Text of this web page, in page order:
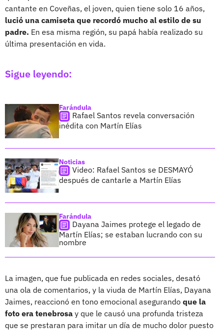
cantante en Coveñas, el joven, quien tiene solo 16 años,
lució una camiseta que recordó mucho al estilo de su
padre. En esa misma región, su papá había realizado su
última presentación en vida.
Sigue leyendo:
Farándula
Rafael Santos revela conversación
inédita con Martín Elías
Noticias
Video: Rafael Santos se DESMAYÓ
después de cantarle a Martín Elías
Farándula
Dayana Jaimes protege el legado de
Martín Elías; se estaban lucrando con su
nombre
La imagen, que fue publicada en redes sociales, desató
una ola de comentarios, y la viuda de Martín Elías, Dayana
Jaimes, reaccionó en tono emocional asegurando que la
foto era tenebrosa y que le causó una profunda tristeza
que se prestaran para imitar un día de mucho dolor puesto